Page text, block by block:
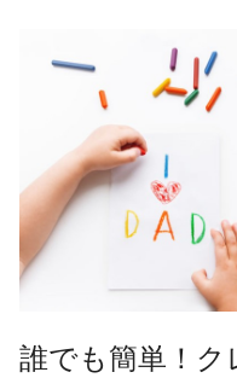
誰でも簡単！